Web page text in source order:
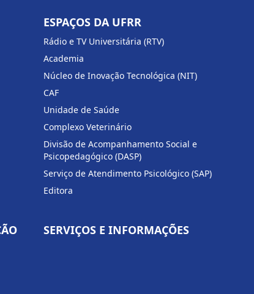
ESPAÇOS DA UFRR
Rádio e TV Universitária (RTV)
Academia
Núcleo de Inovação Tecnológica (NIT)
CAF
Unidade de Saúde
Complexo Veterinário
Divisão de Acompanhamento Social e
Psicopedagógico (DASP)
Serviço de Atendimento Psicológico (SAP)
Editora
SERVIÇOS E INFORMAÇÕES